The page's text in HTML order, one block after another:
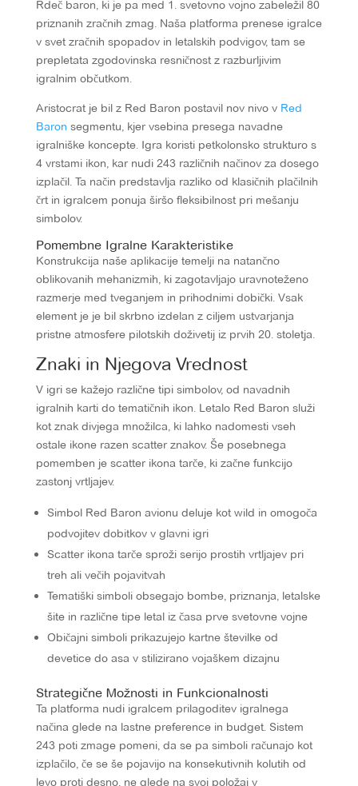
Rdeč baron, ki je pa med 1. svetovno vojno zabeležil 80
priznanih zračnih zmag. Naša platforma prenese igralce
v svet zračnih spopadov in letalskih podvigov, tam se
prepletata zgodovinska resničnost z razburljivim
igralnim občutkom.
Aristocrat je bil z Red Baron postavil nov nivo v Red
Baron segmentu, kjer vsebina presega navadne
igralniške koncepte. Igra koristi petkolonsko strukturo s
4 vrstami ikon, kar nudi 243 različnih načinov za dosego
izplačil. Ta način predstavlja razliko od klasičnih plačilnih
črt in igralcem ponuja širšo fleksibilnost pri mešanju
simbolov.
Pomembne Igralne Karakteristike
Konstrukcija naše aplikacije temelji na natančno
oblikovanih mehanizmih, ki zagotavljajo uravnoteženo
razmerje med tveganjem in prihodnimi dobički. Vsak
element je je bil skrbno izdelan z ciljem ustvarjanja
pristne atmosfere pilotskih doživetij iz prvih 20. stoletja.
Znaki in Njegova Vrednost
V igri se kažejo različne tipi simbolov, od navadnih
igralnih karti do tematičnih ikon. Letalo Red Baron služi
kot znak divjega množilca, ki lahko nadomesti vseh
ostale ikone razen scatter znakov. Še posebnega
pomemben je scatter ikona tarče, ki začne funkcijo
zastonj vrtljajev.
Simbol Red Baron avionu deluje kot wild in omogoča
podvojitev dobitkov v glavni igri
Scatter ikona tarče sproži serijo prostih vrtljajev pri
treh ali večih pojavitvah
Tematiški simboli obsegajo bombe, priznanja, letalske
šite in različne tipe letal iz časa prve svetovne vojne
Običajni simboli prikazujejo kartne številke od
devetice do asa v stilizirano vojaškem dizajnu
Strategične Možnosti in Funkcionalnosti
Ta platforma nudi igralcem prilagoditev igralnega
načina glede na lastne preference in budget. Sistem
243 poti zmage pomeni, da se pa simboli računajo kot
izplačilo, če se še pojavijo na konsekutivnih kolutih od
levo proti desno, ne glede na svoj položaj v